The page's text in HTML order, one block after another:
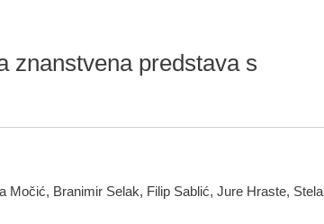
znanstvena predstava s
Močić, Branimir Selak, Filip Sablić, Jure Hraste, Stela